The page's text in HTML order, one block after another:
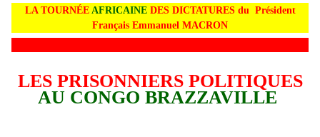
LA TOURNÉE AFRICAINEDES DICTATURES du Président
Français Emmanuel MACRON
LES PRISONNIERS POLITIQUES
AU CONGO BRAZZAVILLE